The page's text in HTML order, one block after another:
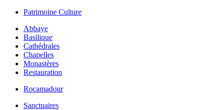
Patrimoine Culture
Abbaye
Basilique
Cathédrales
Chapelles
Monastères
Restauration
Rocamadour
Sanctuaires